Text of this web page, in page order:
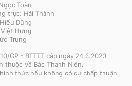
Toàn
trực: Hải Thành
Dũng
Hưng
Trung
GP - BTTTT cấp ngày 24.3.2020
thuộc về Báo Thanh Niên.
thức nếu không có sự chấp thuận